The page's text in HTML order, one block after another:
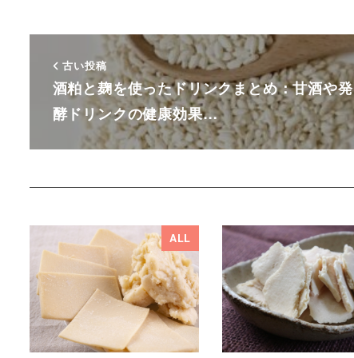
古い投稿
酒粕と麹を使ったドリンクまとめ：甘酒や発
酵ドリンクの健康効果…
ALL